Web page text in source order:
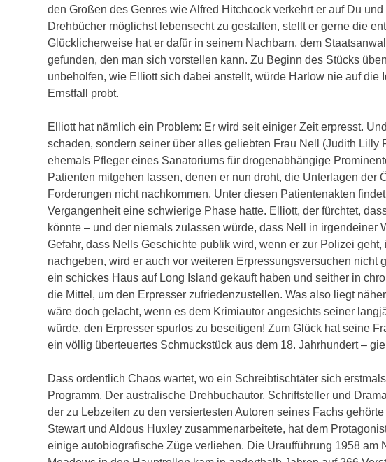
den Großen des Genres wie Alfred Hitchcock verkehrt er auf Du
Drehbücher möglichst lebensecht zu gestalten, stellt er gerne die
Glücklicherweise hat er dafür in seinem Nachbarn, dem
gefunden, den man sich vorstellen kann. Zu Beginn des Stücks
unbeholfen, wie Elliott sich dabei anstellt, würde Harlow nie auf die
Ernstfall probt.
Elliott hat nämlich ein Problem: Er wird seit einiger Zeit erpresst.
schaden, sondern seiner über alles geliebten Frau Nell (Judith Lilly
ehemals Pfleger eines Sanatoriums für drogenabhängige
Patienten mitgehen lassen, denen er nun droht, die Unterlagen
Forderungen nicht nachkommen. Unter diesen Patientenakten
Vergangenheit eine schwierige Phase hatte. Elliott, der fürchtet,
könnte – und der niemals zulassen würde, dass Nell in
Gefahr, dass Nells Geschichte publik wird, wenn er zur Polizei
nachgeben, wird er auch vor weiteren Erpressungsversuchen
ein schickes Haus auf Long Island gekauft haben und seither in
die Mittel, um den Erpresser zufriedenzustellen. Was also liegt
wäre doch gelacht, wenn es dem Krimiautor angesichts seiner
würde, den Erpresser spurlos zu beseitigen! Zum Glück hat seine
ein völlig überteuertes Schmuckstück aus dem 18. Jahrhundert –
Dass ordentlich Chaos wartet, wo ein Schreibtischtäter sich
Programm. Der australische Drehbuchautor, Schriftsteller und
der zu Lebzeiten zu den versiertesten Autoren seines Fachs
Stewart und Aldous Huxley zusammenarbeitete, hat dem
einige autobiografische Züge verliehen. Die Uraufführung 1958 am